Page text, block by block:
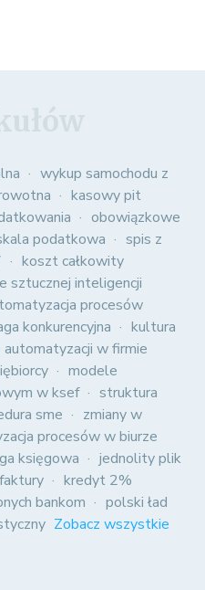
wykup samochodu z
kasowy pit
obowiązkowe
podatkowa
spis z
koszt całkowity
sztucznej inteligencji
procesów
konkurencyjna
kultura
automatyzacji w firmie
modele
w ksef
struktura
sme
zmiany w
procesów w biurze
księgowa
jednolity plik
kredyt 2%
bankom
polski ład
Zobacz wszystkie